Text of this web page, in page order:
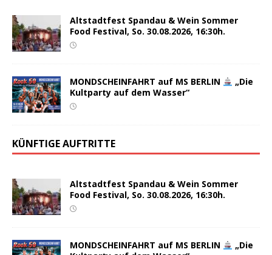
Altstadtfest Spandau & Wein Sommer
Food Festival, So. 30.08.2026, 16:30h.
MONDSCHEINFAHRT auf MS BERLIN
„Die
Kultparty auf dem Wasser“
KÜNFTIGE AUFTRITTE
Altstadtfest Spandau & Wein Sommer
Food Festival, So. 30.08.2026, 16:30h.
MONDSCHEINFAHRT auf MS BERLIN
„Die